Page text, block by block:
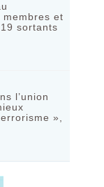
et
sortants
l’union
»,